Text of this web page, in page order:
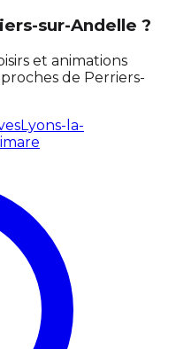
sur-Andelle ?
et animations
de Perriers-
Lyons-la-